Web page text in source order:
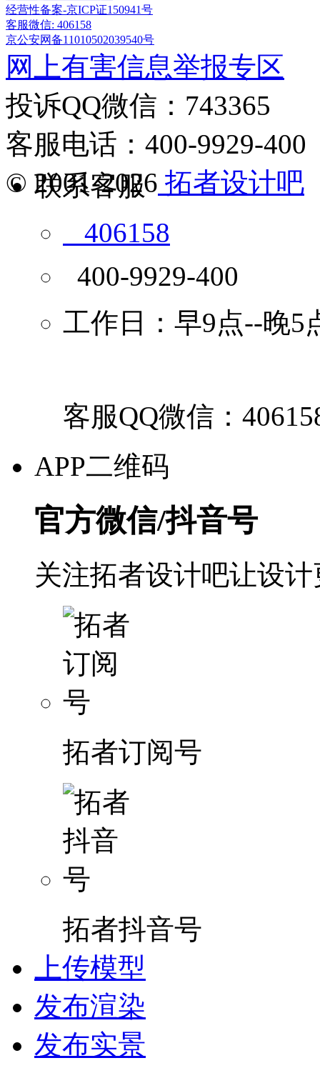
经营性备案-京ICP证150941号
客服微信: 406158
京公安网备11010502039540号
网上有害信息举报专区
投诉QQ微信：743365
客服电话：400-9929-400
© 2001-2026 拓者设计吧
联系客服
406158
400-9929-400
工作日：早9点--晚5
客服QQ微信：
APP二维码
官方微信/抖音号
关注拓者设计吧让设
拓者订阅号
拓者抖音号
上传模型
发布渲染
发布实景